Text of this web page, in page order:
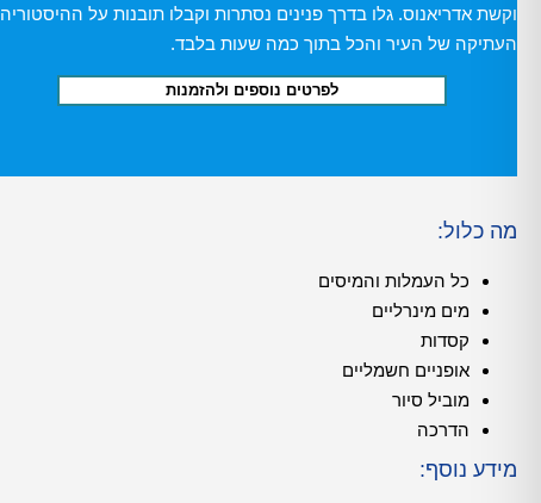
וקשת אדריאנוס. גלו בדרך פנינים נסתרות וקבלו תובנות על ההיסטוריה
העתיקה של העיר והכל בתוך כמה שעות בלבד.
לפרטים נוספים ולהזמנות
מה כלול:
כל העמלות והמיסים
מים מינרליים
קסדות
אופניים חשמליים
מוביל סיור
הדרכה
מידע נוסף: